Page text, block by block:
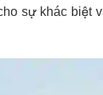
sự khác biệt